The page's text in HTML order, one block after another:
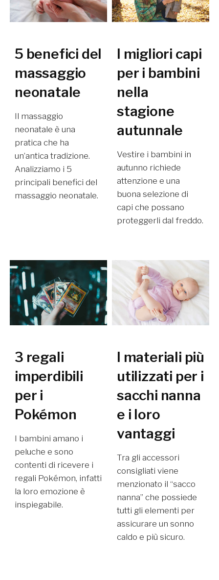
5 benefici del
massaggio
neonatale
Il massaggio
neonatale è una
pratica che ha
un’antica tradizione.
Analizziamo i 5
principali benefici del
massaggio neonatale.
I migliori capi
per i bambini
nella
stagione
autunnale
Vestire i bambini in
autunno richiede
attenzione e una
buona selezione di
capi che possano
proteggerli dal freddo.
3 regali
imperdibili
per i
Pokémon
I bambini amano i
peluche e sono
contenti di ricevere i
regali Pokémon, infatti
la loro emozione è
inspiegabile.
I materiali più
utilizzati per i
sacchi nanna
e i loro
vantaggi
Tra gli accessori
consigliati viene
menzionato il “sacco
nanna” che possiede
tutti gli elementi per
assicurare un sonno
caldo e più sicuro.